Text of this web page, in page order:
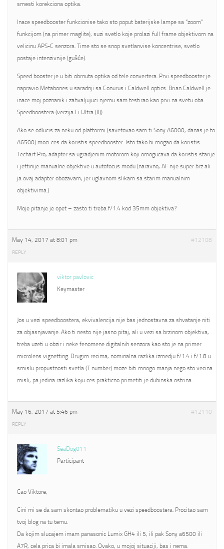
smesti korekciona optika.
Inace speedbooster funkcionise tako sto poput baterijske lampe sa “zoom”
funkcijom (na primer maglite), suzi svetlo koje prolazi full frame objektivom na
velicinu APS-C senzora. Time sto se snop svetlanvise koncentrise, svetlo
postaje intenzivnije (gušće).
Speed booster je u biti obrnuta optika od tele convertera. Prvi speedbooster je
napravio Metabones u saradnji sa Conurus i Caldwell optics. Brian Caldwell je
inace moj poznanik i zahvaljujuci njemu sam testirao kao prvi na svetu oba
Speedboostera (verzija I i Ultra (II))
Ako se odlucis za neku od platformi (savetovao sam ti Sony A6000, danas je to
A6500) moci ces da koristis speedbooster. Isto tako bi mogao da koristis
Techart Pro, adapter sa ugradjenim motorom koji omogucava da koristis starije
i jeftinije manualne objektive u autofocus modu (naravno, AF nije super brz ali
ja ovaj adapter obozavam, jer uglavnom slikam sa starim manualnim
objektivima.)
Moje pitanje je opet – zasto ti treba f/1.4 kod 35mm objektiva?
May 14, 2017 at 8:01 pm #12108
REPLY
viktor pavlovic
Keymaster
Jos u vezi speedboostera, ekvivalencija nije bas jednostavna za shvatanje niti
za objasnjavanje. Ako ti nesto nije jasno pitaj, ali u vezi sa brzinom objektiva,
treba uzeti u obzir i neke fenomene digitalnih senzora kao sto je na primer
microlens vignetting. Drugim recima, nominalna razlika izmedju f/1.4 i f/1.8 u
smislu propustnosti svetla (T number) moze biti mnogo manja nego sto vecina
misli, pa jedina razlika koju ces prakticno primetiti je dubinska ostrina.
May 16, 2017 at 5:46 pm #12110
REPLY
SeaDog011
Participant
Cao Viktore,
Cini mi se da sam skontao problematiku u vezi speedboostera. Procitao sam
tvoj blog na tu temu.
Da kojim slucajem imam panasonic Lumix GH4 ili 5, ili pak Sony a6500 ili
A7R, cela prica bi imala smisao. Ovako, u mojoj situaciji, bas i nema.